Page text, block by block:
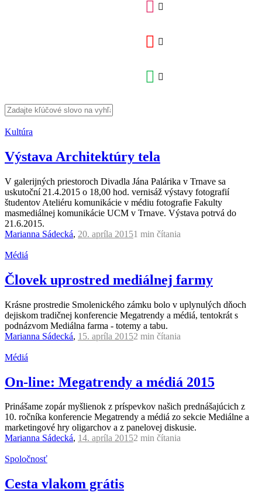
Kultúra
Výstava Architektúry tela
V galerijných priestoroch Divadla Jána Palárika v Trnave sa
uskutoční 21.4.2015 o 18,00 hod. vernisáž výstavy fotografií
študentov Ateliéru komunikácie v médiu fotografie Fakulty
masmediálnej komunikácie UCM v Trnave. Výstava potrvá do
21.6.2015.
Marianna Sádecká, 20. apríla 20151 min čítania
Médiá
Človek uprostred mediálnej farmy
Krásne prostredie Smolenického zámku bolo v uplynulých dňoch
dejiskom tradičnej konferencie Megatrendy a médiá, tentokrát s
podnázvom Mediálna farma - totemy a tabu.
Marianna Sádecká, 15. apríla 20152 min čítania
Médiá
On-line: Megatrendy a médiá 2015
Prinášame zopár myšlienok z príspevkov našich prednášajúcich z
10. ročníka konferencie Megatrendy a médiá zo sekcie Mediálne a
marketingové hry oligarchov a z panelovej diskusie.
Marianna Sádecká, 14. apríla 20152 min čítania
Spoločnosť
Cesta vlakom grátis